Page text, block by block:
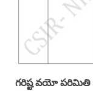
గరిష్ట వయో పరిమితి